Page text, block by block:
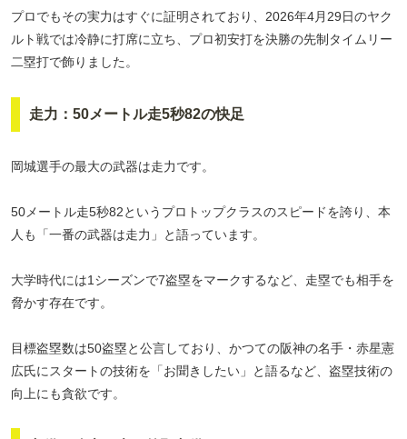
プロでもその実力はすぐに証明されており、2026年4月29日のヤク
ルト戦では冷静に打席に立ち、プロ初安打を決勝の先制タイムリー
二塁打で飾りました。
走力：50メートル走5秒82の快足
岡城選手の最大の武器は走力です。
50メートル走5秒82というプロトップクラスのスピードを誇り、本
人も「一番の武器は走力」と語っています。
大学時代には1シーズンで7盗塁をマークするなど、走塁でも相手を
脅かす存在です。
目標盗塁数は50盗塁と公言しており、かつての阪神の名手・赤星憲
広氏にスタートの技術を「お聞きしたい」と語るなど、盗塁技術の
向上にも貪欲です。